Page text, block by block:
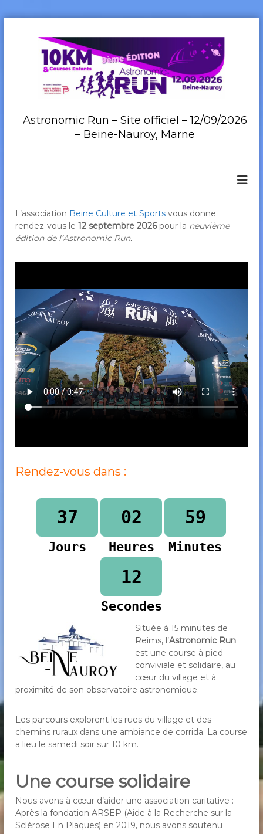
Astronomic Run – Site officiel – 12/09/2026
– Beine-Nauroy, Marne
L’association Beine Culture et Sports vous donne
rendez-vous le12 septembre 2026pour la neuvième
édition de l’Astronomic Run.
Rendez-vous dans :
37
Jours
02
Heures
59
Minutes
12
Secondes
Située à 15 minutes de
Reims, l’Astronomic Run
est une course à pied
conviviale et solidaire, au
cœur du village et à
proximité de son observatoire astronomique.
Les parcours explorent les rues du village et des
chemins ruraux dans une ambiance de corrida. La course
a lieu le samedi soir sur 10 km.
Une course solidaire
Nous avons à cœur d’aider une association caritative :
Après la fondation ARSEP (Aide à la Recherche sur la
Sclérose En Plaques) en 2019, nous avons soutenu